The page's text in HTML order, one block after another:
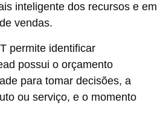
inteligente dos recursos e em
vendas.
permite identificar
possui o orçamento
para tomar decisões, a
ou serviço, e o momento